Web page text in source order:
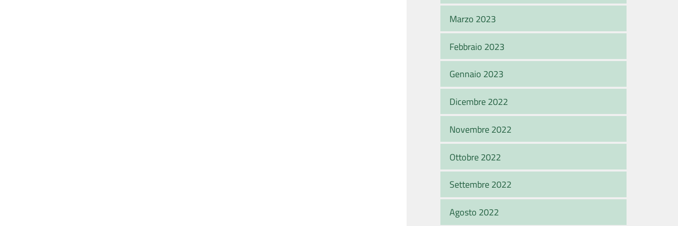
Marzo 2023
Febbraio 2023
Gennaio 2023
Dicembre 2022
Novembre 2022
Ottobre 2022
Settembre 2022
Agosto 2022